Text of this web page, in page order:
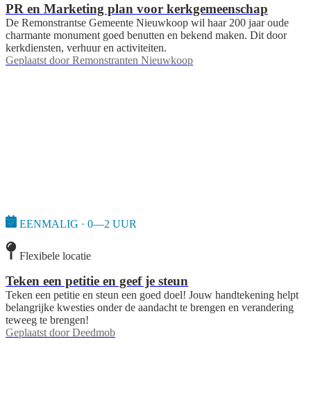
PR en Marketing plan voor kerkgemeenschap
De Remonstrantse Gemeente Nieuwkoop wil haar 200 jaar oude
charmante monument goed benutten en bekend maken. Dit door
kerkdiensten, verhuur en activiteiten.
Geplaatst door Remonstranten Nieuwkoop
EENMALIG · 0—2 UUR
Flexibele locatie
Teken een petitie en geef je steun
Teken een petitie en steun een goed doel! Jouw handtekening helpt
belangrijke kwesties onder de aandacht te brengen en verandering
teweeg te brengen!
Geplaatst door Deedmob